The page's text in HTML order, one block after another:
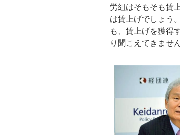
労組はそもそも賃
は賃上げでしょう
も、賃上げを獲得
り聞こえてきません